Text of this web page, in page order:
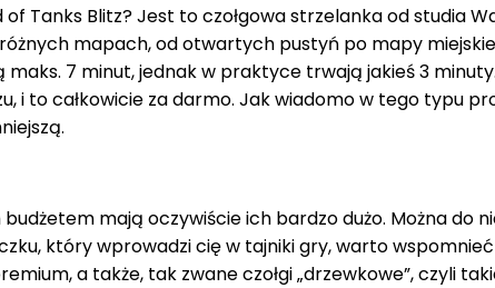
Blitz? Jest to czołgowa strzelanka od studia
mapach, od otwartych pustyń po mapy
7 minut, jednak w praktyce trwają jakieś 3
i to całkowicie za darmo. Jak wiadomo w tego typu
mają oczywiście ich bardzo dużo. Można do
który wprowadzi cię w tajniki gry, warto
a także, tak zwane czołgi „drzewkowe”, czyli